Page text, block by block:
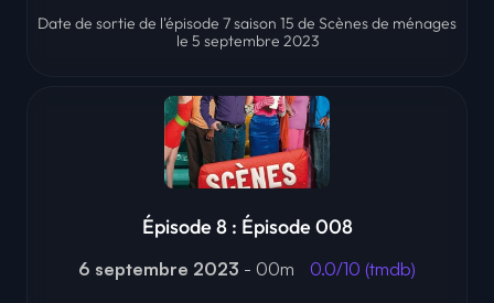
Date de sortie de l'épisode 7 saison 15 de Scènes de ménages
le 5 septembre 2023
Épisode 8 : Épisode 008
6 septembre 2023 - 00m 0.0/10 (tmdb)